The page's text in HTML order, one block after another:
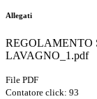
Allegati
REGOLAMENTO
LAVAGNO_1.pdf
File PDF
Contatore click: 93